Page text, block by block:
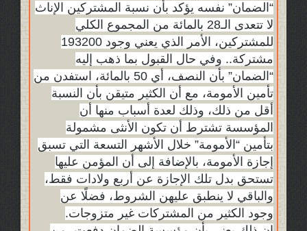
“الضمان” نفسه يؤكد بأن نسبة المشتركين الإناث
لا تتعدى الـ28 بالمائة من المجموع الكلي
للمشتركين، الأمر الذي يعني وجود 193200
مشتركة.. وفي حال القبول بما ذهب إليه
“الضمان” بأن النصف، أي 50 بالمائة، استفدن من
تأمين الأمومة، مع أن الكثير متيقن بأن النسبة
أقل من ذلك، وذلك لعدة أسباب منها أن
المؤسسة تشترط أن تكون الأنثى مشمولة
بتأمين “الأمومة” خلال الأشهر التسعة التي تسبق
إجازة الأمومة، بالإضافة إلى أن المؤمن عليها
تستحق بدل تلك الإجازة عن أربع ولادات فقط،
والباقي لا ينطبق عليهن الشروط، فضلًا عن
وجود الكثير من المشتركات غير متزوجات.